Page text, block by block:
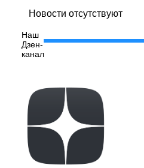
Новости отсутствуют
Наш
Дзен-
канал